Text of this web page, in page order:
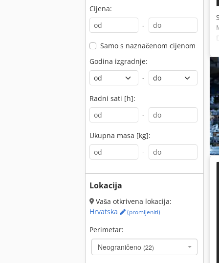
Cijena:
-
Samo s naznačenom cijenom
Godina izgradnje:
-
Radni sati [h]:
-
Ukupna masa [kg]:
-
Lokacija
Vaša otkrivena lokacija:
Hrvatska
(promijeniti)
Perimetar:
Neograničeno (22)